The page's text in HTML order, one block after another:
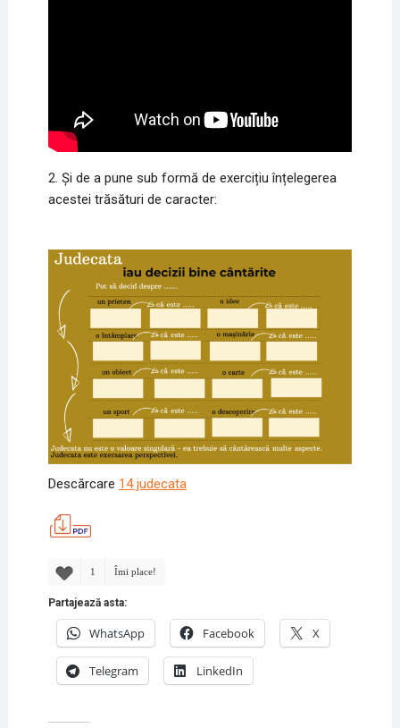
2. Și de a pune sub formă de exercițiu înțelegerea
acestei trăsături de caracter:
Descărcare 14 judecata
1 Îmi place!
Partajează asta:
WhatsApp Facebook X
Telegram LinkedIn